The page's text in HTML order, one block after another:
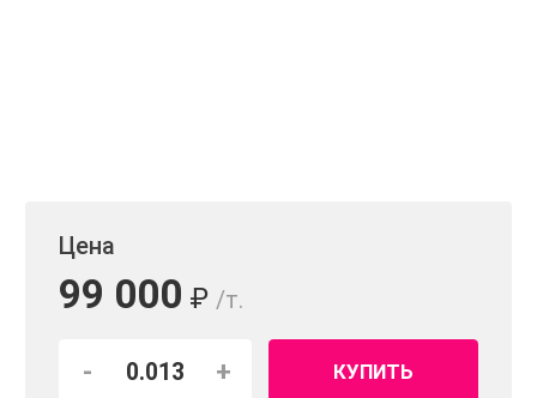
Цена
99 000 ₽ /т.
- + КУПИТЬ